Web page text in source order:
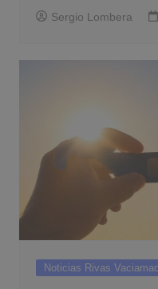
Sergio Lombera
Noticias Rivas